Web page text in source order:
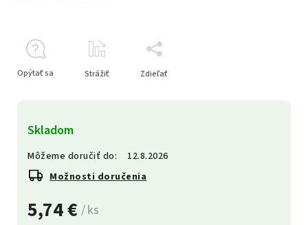
5,74 € / ks
Skladom
Môžeme doručiť do:
12.8.2026
Možnosti doručenia
Opýtať sa Strážiť Zdieľať